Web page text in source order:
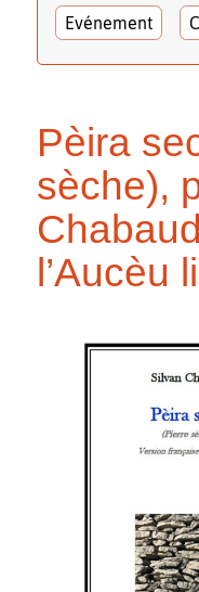
Evénement
Pèira
sèche),
l’Aucèu